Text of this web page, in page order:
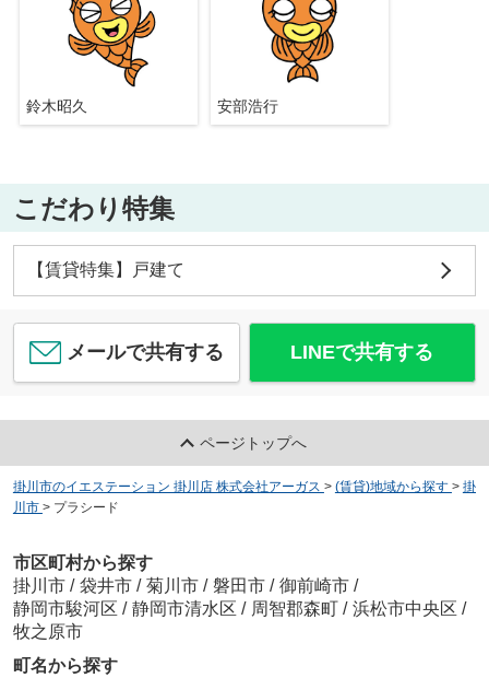
鈴木昭久 安部浩行
こだわり特集
【賃貸特集】戸建て
メールで共有する LINEで共有する
ページトップへ
掛川市のイエステーション 掛川店 株式会社アーガス > (賃貸)地域から探す > 掛
川市 > プラシード
市区町村から探す
掛川市 / 袋井市 / 菊川市 / 磐田市 / 御前崎市 /
静岡市駿河区 / 静岡市清水区 / 周智郡森町 / 浜松市中央区 /
牧之原市
町名から探す